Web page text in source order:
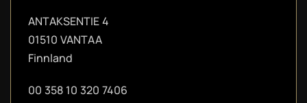
ANTAKSENTIE 4
01510 VANTAA
Finnland
00 358 10 320 7406